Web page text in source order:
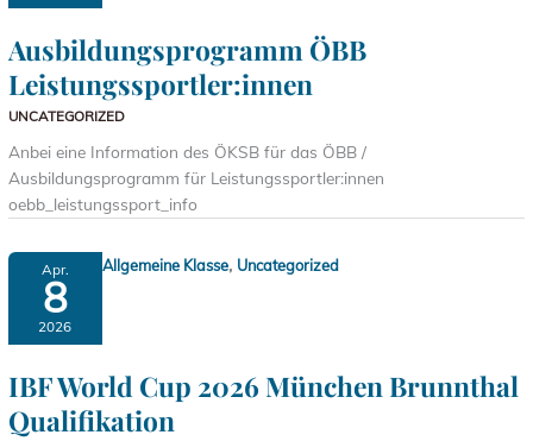
Ausbildungsprogramm ÖBB
Leistungssportler:innen
UNCATEGORIZED
Anbei eine Information des ÖKSB für das ÖBB /
Ausbildungsprogramm für Leistungssportler:innen
oebb_leistungssport_info
Apr.
8
2026
Allgemeine Klasse, Uncategorized
IBF World Cup 2026 München Brunnthal
Qualifikation